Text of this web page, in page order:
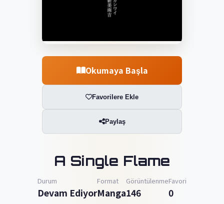
Okumaya Başla
Favorilere Ekle
Paylaş
A Single Flame
Durum
Devam Ediyor
Format
Manga
Görüntülenme
146
Favori
0